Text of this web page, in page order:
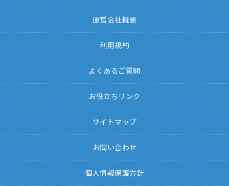
運営会社概要
利用規約
よくあるご質問
お役立ちリンク
サイトマップ
お問い合わせ
個人情報保護方針